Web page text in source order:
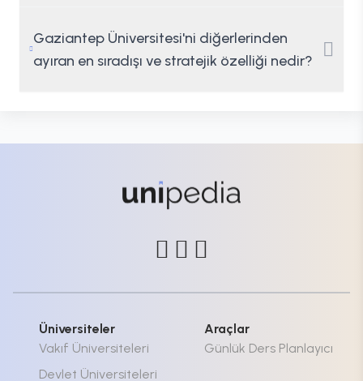
Gaziantep Üniversitesi'ni diğerlerinden
ayıran en sıradışı ve stratejik özelliği nedir?
Üniversiteler
Vakıf Üniversiteleri
Devlet Üniversiteleri
Araçlar
Günlük Ders Planlayıcı